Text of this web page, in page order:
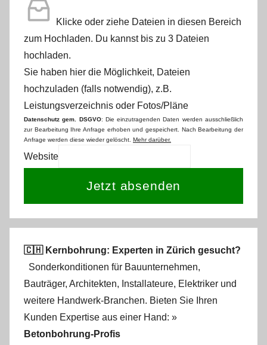
Klicke oder ziehe Dateien in diesen Bereich
zum Hochladen. Du kannst bis zu 3 Dateien
hochladen.
Sie haben hier die Möglichkeit, Dateien
hochzuladen (falls notwendig), z.B.
Leistungsverzeichnis oder Fotos/Pläne
Datenschutz gem. DSGVO: Die einzutragenden Daten werden ausschließlich
zur Bearbeitung Ihre Anfrage erhoben und gespeichert. Nach Bearbeitung der
Anfrage werden diese wieder gelöscht. Mehr darüber.
Website
Jetzt absenden
🇨🇭 Kernbohrung: Experten in Zürich gesucht?
Sonderkonditionen für Bauunternehmen,
Bauträger, Architekten, Installateure, Elektriker und
weitere Handwerk-Branchen. Bieten Sie Ihren
Kunden Expertise aus einer Hand: »
Betonbohrung-Profis